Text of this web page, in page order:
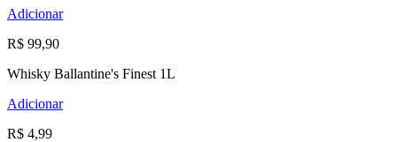
Adicionar
R$ 99,90
Whisky Ballantine's Finest 1L
Adicionar
R$ 4,99